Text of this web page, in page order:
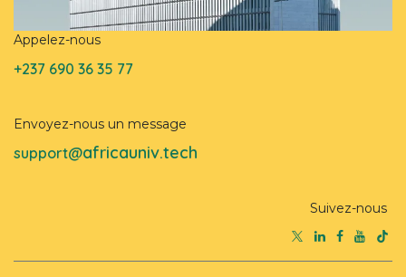
Appelez-nous
+237 690 36 35 77
Envoyez-nous un message
support@africauniv.tech
Suivez-nous